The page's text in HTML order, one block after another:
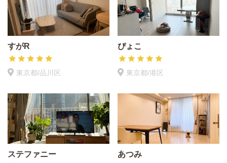
すがR
東京都/品川区
ぴょこ
東京都/港区
ステファニー あつみ